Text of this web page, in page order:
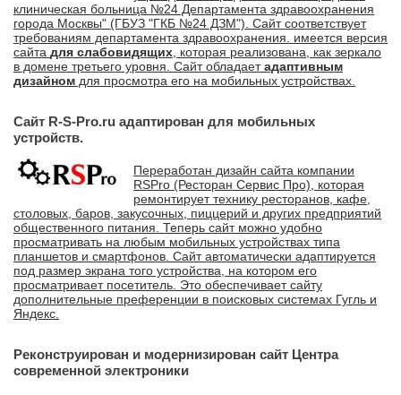
клиническая больница №24 Департамента здравоохранения
города Москвы" (ГБУЗ "ГКБ №24 ДЗМ"). Сайт соответствует
требованиям департамента здравоохранения. имеется версия
сайта для слабовидящих , которая реализована, как зеркало
в домене третьего уровня. Сайт обладаетадаптивным
дизайном для просмотра его на мобильных устройствах.
Сайт R-S-Pro.ru адаптирован для мобильных
устройств.
Переработан дизайн сайта компании
RSPro (Ресторан Сервис Про), которая
ремонтирует технику ресторанов, кафе,
столовых, баров, закусочных, пиццерий и других предприятий
общественного питания. Теперь сайт можно удобно
просматривать на любым мобильных устройствах типа
планшетов и смартфонов. Сайт автоматически адаптируется
под размер экрана того устройства, на котором его
просматривает посетитель. Это обеспечивает сайту
дополнительные преференции в поисковых системах Гугль и
Яндекс.
Реконструирован и модернизирован сайт Центра
современной электроники